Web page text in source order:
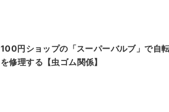
100円ショップの「スーパーバルブ」で自
を修理する【虫ゴム関係】